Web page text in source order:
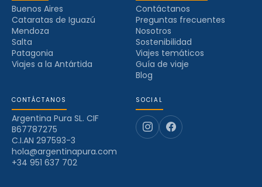
Buenos Aires
Cataratas de Iguazú
Mendoza
Salta
Patagonia
Viajes a la Antártida
Contáctanos
Preguntas frecuentes
Nosotros
Sostenibilidad
Viajes temáticos
Guía de viaje
Blog
CONTÁCTANOS
Argentina Pura SL. CIF
B67787275
C.I.AN 297593-3
hola@argentinapura.com
+34 951 637 702
SOCIAL